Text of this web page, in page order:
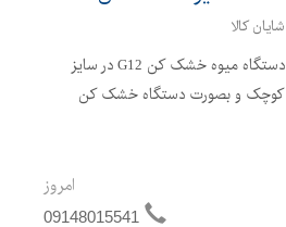
شایان کالا
دستگاه میوه خشک کن G12 در سایز
کوچک و بصورت دستگاه خشک کن
خشک کن سبزی ، خشک کن قارچ ،
خشک کن ادویه بصورت خشک کن
امروز
09148015541